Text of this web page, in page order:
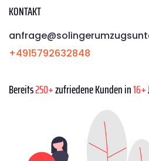
KONTAKT
+4915792632848
Bereits250+zufriedene Kunden in16+